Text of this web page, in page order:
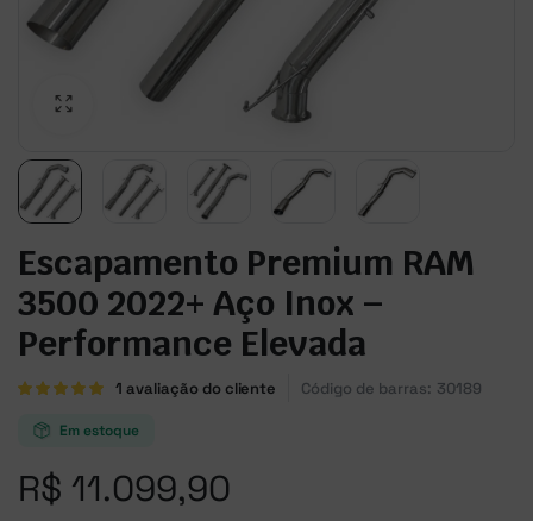
Escapamento Premium RAM
3500 2022+ Aço Inox –
Performance Elevada
Avaliado
de 5, com
avaliação
de cliente
1 avaliação do cliente Código de barras: 30189
Em estoque
R$ 11.099,90